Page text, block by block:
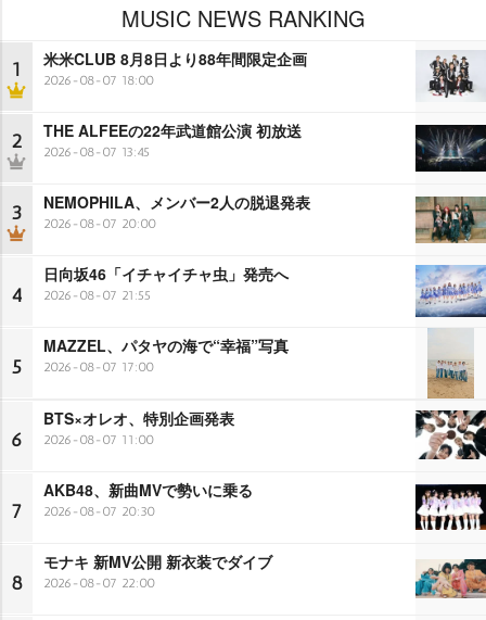
MUSIC NEWS RANKING
1 米米CLUB 8月8日より88年間限定企画
2026-08-07 18:00
2 THE ALFEEの22年武道館公演 初放送
2026-08-07 13:45
3 NEMOPHILA、メンバー2人の脱退発表
2026-08-07 20:00
4
日向坂46「イチャイチャ虫」発売へ
2026-08-07 21:55
5
MAZZEL、パタヤの海で“幸福”写真
2026-08-07 17:00
6
BTS×オレオ、特別企画発表
2026-08-07 11:00
7
AKB48、新曲MVで勢いに乗る
2026-08-07 20:30
8
モナキ 新MV公開 新衣装でダイブ
2026-08-07 22:00